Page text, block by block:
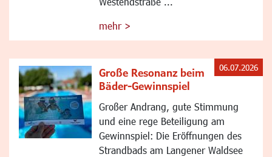
mehr >
Große Resonanz beim
Bäder-Gewinnspiel
Großer Andrang, gute Stimmung
und eine rege Beteiligung am
Gewinnspiel: Die Eröffnungen des
Strandbads am Langener Waldsee
06.07.2026